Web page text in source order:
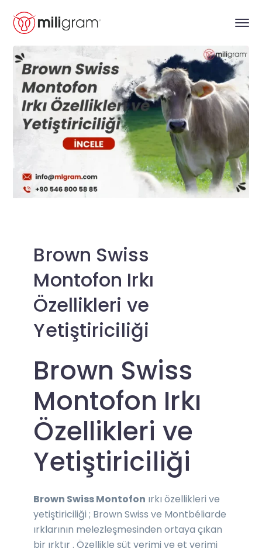
Brown Swiss
Montofon Irkı
Özellikleri ve
Yetiştiriciliği
Brown Swiss
Montofon Irkı
Özellikleri ve
Yetiştiriciliği
Brown Swiss Montofon ırkı özellikleri ve
yetiştiriciliği ; Brown Swiss ve Montbéliarde
ırklarının melezleşmesinden ortaya çıkan
bir ırktır . Özellikle süt verimi ve et verimi